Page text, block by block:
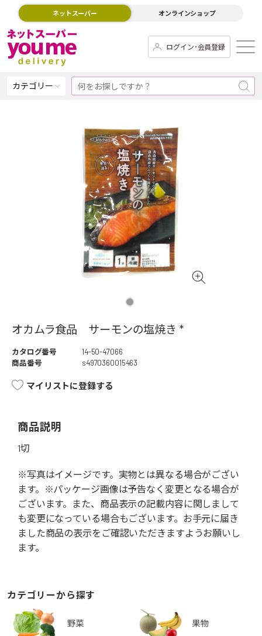
ネットスーパー オンラインショップ
ログイン･会員登録
カテゴリー
オカムラ食品 サーモンの塩焼き *
カタログ番号
14-50-47066
商品番号
s4970360015463
マイリストに登録する
商品説明
1切
※写真はイメージです。実物とは異なる場合がござい
ます。※パッケージ画像は予告なく変更となる場合が
ございます。また、商品表示の記載内容に関しまして
も変更になっている場合もございます。お手元に届き
ました商品の表示をご確認いただきますようお願いし
ます。
カテゴリーから探す